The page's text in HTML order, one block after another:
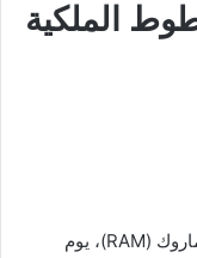
الملكية
أطلقت الخطوط الجوية الوطنية، رويال إير ماروك (RAM)، يوم